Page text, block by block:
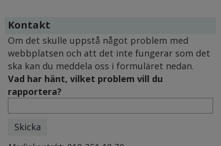
Kontakt
Om det skulle uppstå något problem med
webbplatsen och att det inte fungerar som det
ska kan du meddela oss i formuläret nedan.
Vad har hänt, vilket problem vill du
rapportera?